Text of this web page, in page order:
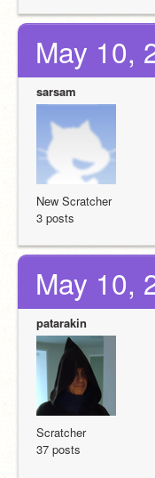
May 10,
sarsam
New Scratcher
3 posts
May 10,
patarakin
Scratcher
37 posts